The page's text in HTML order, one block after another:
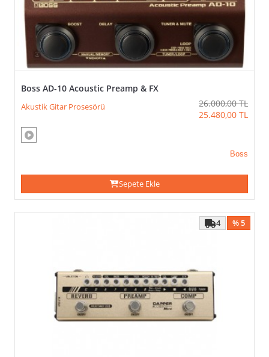
Kampanyalar
FIYAT
Boss AD-10 Acoustic Preamp & FX
Akustik Gitar Prosesörü 26.000,00 TL
25.480,00 TL
Boss
Sepete Ekle
% 5
4